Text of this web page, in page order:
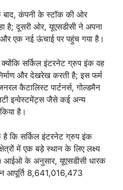
कंपनी के स्टॉक की ओर
है; दूसरी ओर, यूएसडीसी ने अपना
और एक नई ऊंचाई पर पहुंच गया है।
क्योंकि सर्किल इंटरनेट ग्रुप इंक वह
और देखरेख करती है; इस फर्म
कैटालिस्ट पार्टनर्स, गोल्डमैन
इन्वेस्टमेंट्स जैसे कई अन्य
है।
है कि सर्किल इंटरनेट ग्रुप इंक
में एक बड़े स्थान के लिए लक्ष्य
आईओ के अनुसार, यूएसडीसी धारक
आपूर्ति 8,641,016,473